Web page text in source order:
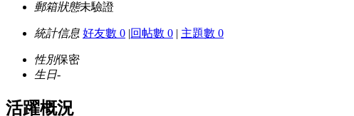
郵箱狀態未驗證
統計信息 好友數 0 |回帖數 0 | 主題數 0
性別保密
生日-
活躍概況